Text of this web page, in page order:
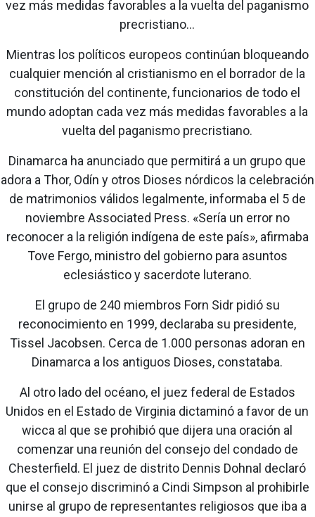
vez más medidas favorables a la vuelta del paganismo
precristiano...
Mientras los políticos europeos continúan bloqueando
cualquier mención al cristianismo en el borrador de la
constitución del continente, funcionarios de todo el
mundo adoptan cada vez más medidas favorables a la
vuelta del paganismo precristiano.
Dinamarca ha anunciado que permitirá a un grupo que
adora a Thor, Odín y otros Dioses nórdicos la celebración
de matrimonios válidos legalmente, informaba el 5 de
noviembre Associated Press. «Sería un error no
reconocer a la religión indígena de este país», afirmaba
Tove Fergo, ministro del gobierno para asuntos
eclesiástico y sacerdote luterano.
El grupo de 240 miembros Forn Sidr pidió su
reconocimiento en 1999, declaraba su presidente,
Tissel Jacobsen. Cerca de 1.000 personas adoran en
Dinamarca a los antiguos Dioses, constataba.
Al otro lado del océano, el juez federal de Estados
Unidos en el Estado de Virginia dictaminó a favor de un
wicca al que se prohibió que dijera una oración al
comenzar una reunión del consejo del condado de
Chesterfield. El juez de distrito Dennis Dohnal declaró
que el consejo discriminó a Cindi Simpson al prohibirle
unirse al grupo de representantes religiosos que iba a